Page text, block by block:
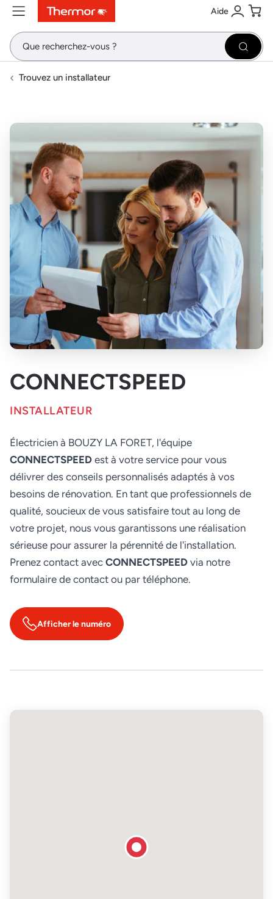
ContenuMenuRecherche Aide
Se
Trouvez un installateur
CONNECTSPEED
INSTALLATEUR
Électricien à BOUZY LA FORET, l'équipe
CONNECTSPEED est à votre service pour vous
délivrer des conseils personnalisés adaptés à vos
besoins de rénovation. En tant que professionnels de
qualité, soucieux de vous satisfaire tout au long de
votre projet, nous vous garantissons une réalisation
sérieuse pour assurer la pérennité de l'installation.
Prenez contact avec CONNECTSPEED via notre
formulaire de contact ou par téléphone.
Afficher le numéro